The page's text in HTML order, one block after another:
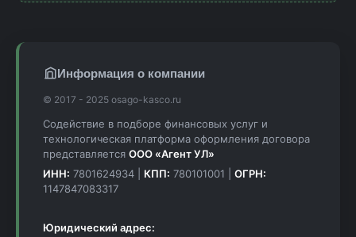
Информация о компании
© 2017 - 2025 osago-kasco.ru
Содействие в подборе финансовых услуг и
технологическая платформа оформления договора
представляется ООО «Агент УЛ»
ИНН: 7801624934 | КПП: 780101001 | ОГРН:
1147847083317
Юридический адрес: